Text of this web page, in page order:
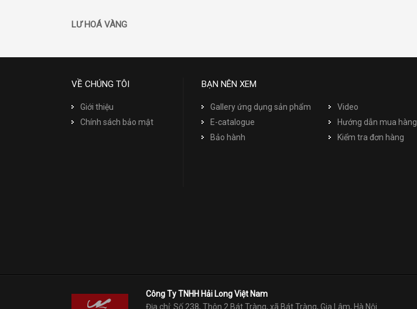
LƯ HOÁ VÀNG
VỀ CHÚNG TÔI
Giới thiệu
Chính sách bảo mật
BẠN NÊN XEM
Gallery ứng dụng sản phẩm
Video
E-catalogue
Hướng dẫn mua hàng
Bảo hành
Kiểm tra đơn hàng
Công Ty TNHH Hải Long Việt Nam
Địa chỉ: Số 238, Thôn 2 Bát Tràng, xã Bát Tràng, Gia Lâm, Hà Nội